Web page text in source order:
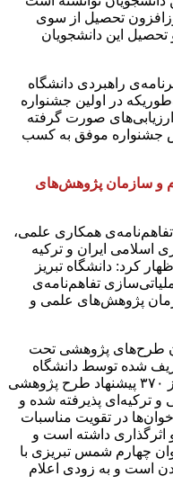
تحصیل از سوی
تحصیل این دانشجویان
راهبردی دانشگاه
در اولین جشنواره‌
صورت گرفته
جشنواره موفق به کسب
و سازمان‌ پژوهش‌های
تفاهم‌نامه‌ی همکاری علمی،
اسلامی ایران و ترکیه
کرد: دانشگاه تبریز
تفاهم‌نامه‌ی
پژوهش‌های علمی و
طرح‌های پژوهشی تحت
شده توسط دانشگاه
تبریز اجرا شده است که از میان بیش از ۳۷۰ پیشنهاد طرح پژوهشی
و ترکیه‌ای پذیرفته شده و
در تقویت مناسبات
اثرگذاری داشته است و
چهارم شمس تبریزی با
است و به زودی اعلام